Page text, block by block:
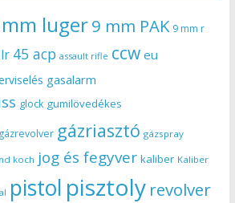
luger9 mm PAK 9 mm r
45 acp assault rifle ccw eu
gasalarm
glock gumilövedékes
gázrevolver gázriasztó gázspray
koch jog és fegyver kaliber Kaliber
pistol pisztoly revolver